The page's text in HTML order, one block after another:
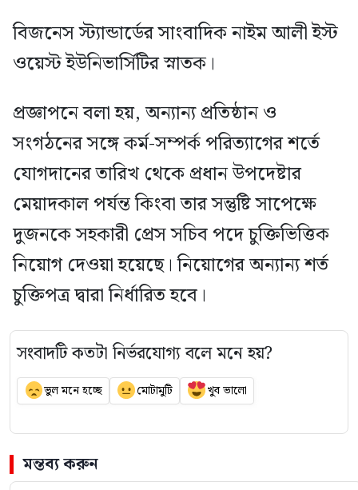
বিজনেস স্ট্যান্ডার্ডের সাংবাদিক নাইম আলী ইস্ট
ওয়েস্ট ইউনিভার্সিটির স্নাতক।
প্রজ্ঞাপনে বলা হয়, অন্যান্য প্রতিষ্ঠান ও
সংগঠনের সঙ্গে কর্ম-সম্পর্ক পরিত্যাগের শর্তে
যোগদানের তারিখ থেকে প্রধান উপদেষ্টার
মেয়াদকাল পর্যন্ত কিংবা তার সন্তুষ্টি সাপেক্ষে
দুজনকে সহকারী প্রেস সচিব পদে চুক্তিভিত্তিক
নিয়োগ দেওয়া হয়েছে। নিয়োগের অন্যান্য শর্ত
চুক্তিপত্র দ্বারা নির্ধারিত হবে।
সংবাদটি কতটা নির্ভরযোগ্য বলে মনে হয়?
ভুল মনে হচ্ছে মোটামুটি খুব ভালো
মন্তব্য করুন